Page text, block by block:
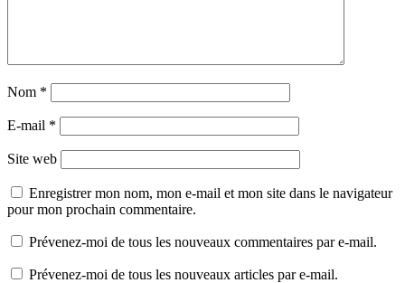
Nom *
E-mail *
Site web
Enregistrer mon nom, mon e-mail et mon site dans le navigateur
pour mon prochain commentaire.
Prévenez-moi de tous les nouveaux commentaires par e-mail.
Prévenez-moi de tous les nouveaux articles par e-mail.